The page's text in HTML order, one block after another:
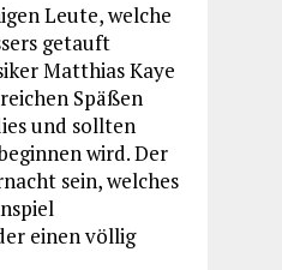
Leute, welche
getauft
Matthias Kaye
Späßen
und sollten
wird. Der
sein, welches
einen völlig